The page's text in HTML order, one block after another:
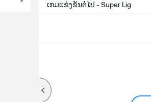
ເກມແຂ່ງຂັນຕໍ່ໄປ - Super Lig